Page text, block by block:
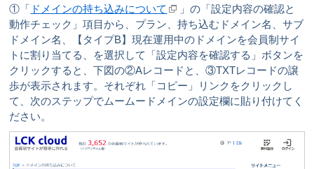
①「 ドメインの持ち込みについて
」の「設定内容の確認と
動作チェック」項目から、プラン、持ち込むドメイン名、サブ
ドメイン名、【タイプB】現在運用中のドメインを会員制サイ
トに割り当てる、を選択して「設定内容を確認する」ボタンを
クリックすると、下図の②Aレコードと、③TXTレコードの譲
歩が表示されます。それぞれ「コピー」リンクをクリックし
て、次のステップでムームードメインの設定欄に貼り付けてく
ださい。